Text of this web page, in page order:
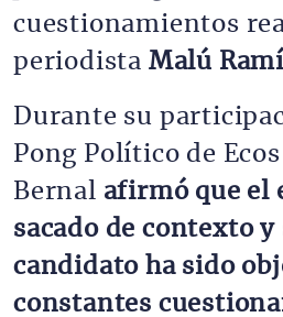
cuestionamientos
periodista Malú
Durante su
Pong Político de
Bernal afirmó que el
sacado de contexto
candidato ha sido
constantes